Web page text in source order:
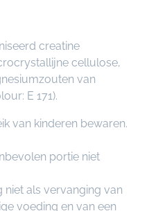
creatine
cellulose,
van
E 171).
van kinderen bewaren.
portie niet
als vervanging van
voeding en van een